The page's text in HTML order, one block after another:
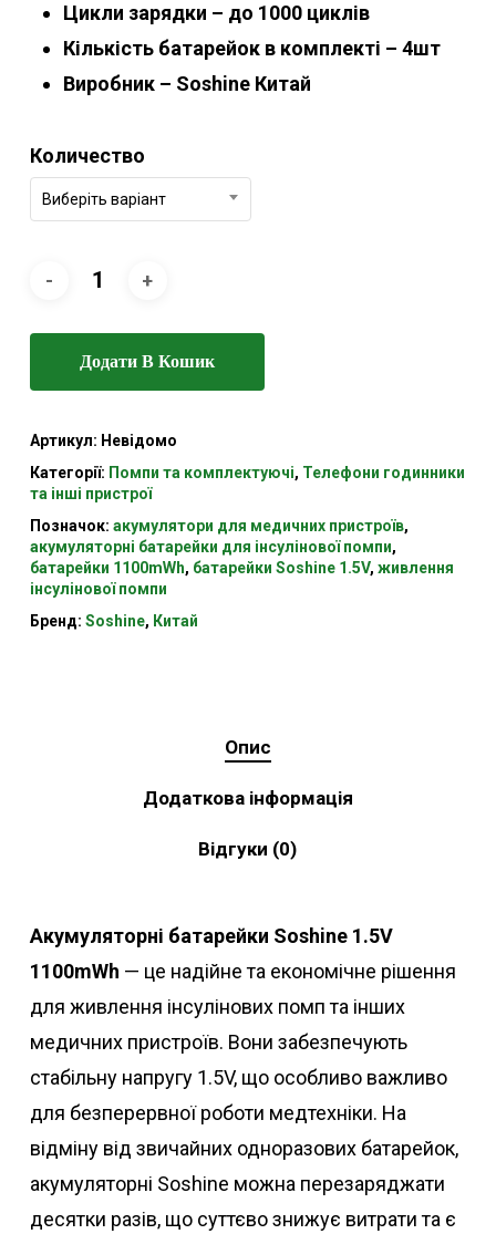
Цикли зарядки – до 1000 циклів
Кількість батарейок в комплекті – 4шт
Виробник – Soshine Китай
Количество
Виберіть варіант
Додати В Кошик
Артикул: Невідомо
Категорії: Помпи та комплектуючі, Телефони годинники
та інші пристрої
Позначок: акумулятори для медичних пристроїв,
акумуляторні батарейки для інсулінової помпи,
батарейки 1100mWh, батарейки Soshine 1.5V, живлення
інсулінової помпи
Бренд: Soshine, Китай
Опис
Додаткова інформація
Відгуки (0)
Акумуляторні батарейки Soshine 1.5V
1100mWh — це надійне та економічне рішення
для живлення інсулінових помп та інших
медичних пристроїв. Вони забезпечують
стабільну напругу 1.5V, що особливо важливо
для безперервної роботи медтехніки. На
відміну від звичайних одноразових батарейок,
акумуляторні Soshine можна перезаряджати
десятки разів, що суттєво знижує витрати та є